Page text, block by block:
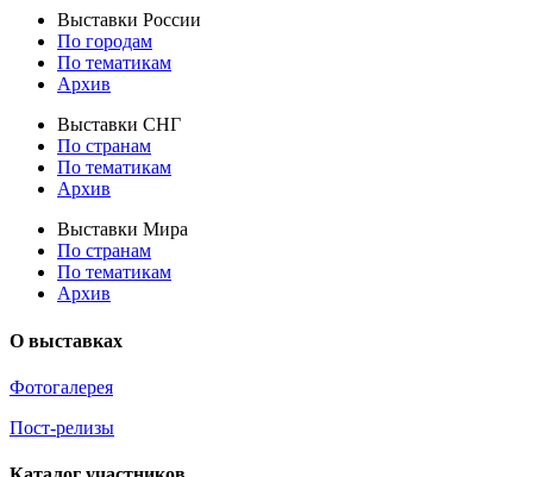
Выставки России
По городам
По тематикам
Архив
Выставки СНГ
По странам
По тематикам
Архив
Выставки Мира
По странам
По тематикам
Архив
О выставках
Фотогалерея
Пост-релизы